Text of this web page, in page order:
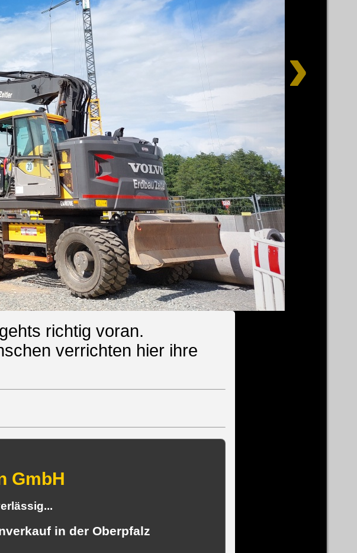
richtig voran.
verrichten hier ihre
GmbH
in der Oberpfalz